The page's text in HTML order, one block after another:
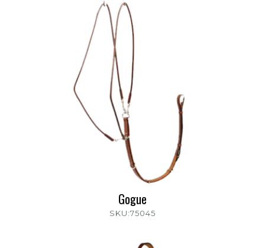
Gogue
SKU:75045